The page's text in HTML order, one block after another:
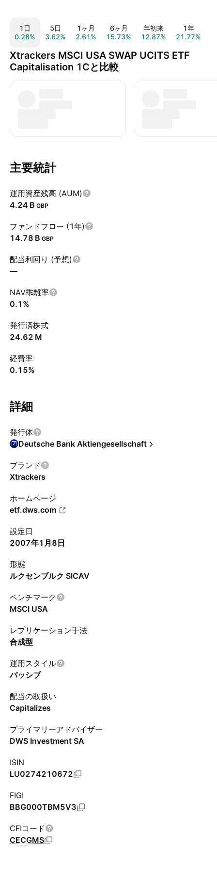
1日
0.28%
5日
3.62%
1ヶ月
2.61%
6ヶ月
15.73%
年初来
12.87%
1年
21.77%
Xtrackers MSCI USA SWAP UCITS ETF
Capitalisation 1Cと比較
主要統計
運用資産残高 (AUM)
‪4.24 B‬ GBP
ファンドフロー (1年)
‪14.78 B‬ GBP
配当利回り (予想)
—
NAV乖離率
0.1%
発行済株式
‪24.62 M‬
経費率
0.15%
詳細
発行体
Deutsche Bank Aktiengesellschaft
ブランド
Xtrackers
ホームページ
etf.dws.com
設定日
2007年1月8日
形態
ルクセンブルク SICAV
ベンチマーク
MSCI USA
レプリケーション手法
合成型
運用スタイル
パッシブ
配当の取扱い
Capitalizes
プライマリーアドバイザー
DWS Investment SA
ISIN
LU0274210672
FIGI
BBG000TBM5V3
CFIコード
CECGMS